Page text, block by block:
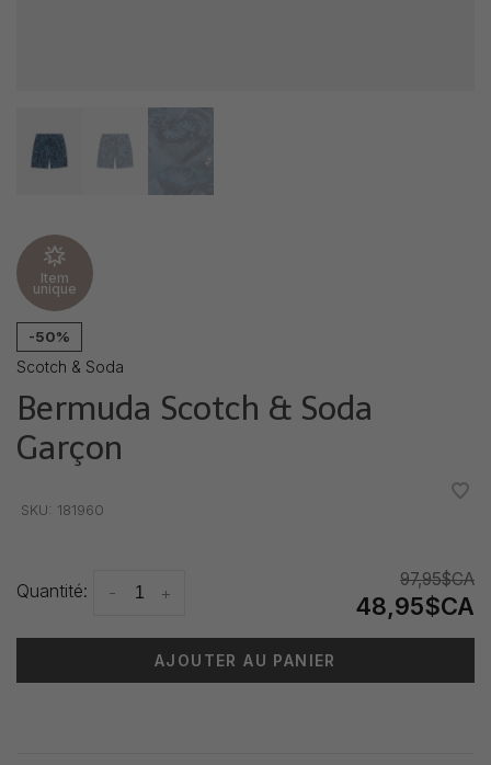
Item
unique
-50%
Scotch & Soda
Bermuda Scotch & Soda
Garçon
SKU: 181960
Quantité: +
-
97,95$CA
48,95$CA
AJOUTER AU PANIER